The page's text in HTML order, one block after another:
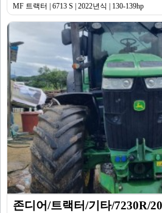
MF 트랙터 | 6713 S | 2022년식 | 130-139hp
존디어/트랙터/기타/7230R/